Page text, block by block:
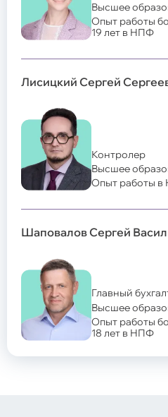
Высшее
Опыт работы
19 лет в НПФ
Лисицкий Сергей
Контролер
Высшее
Опыт работы в
Шаповалов Сергей
Главный
Высшее
Опыт работы
18 лет в НПФ